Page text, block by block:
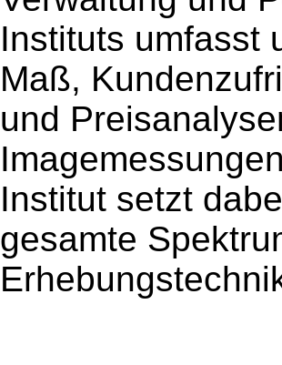
Instituts umfasst
Maß,
und
Institut setzt
gesamte